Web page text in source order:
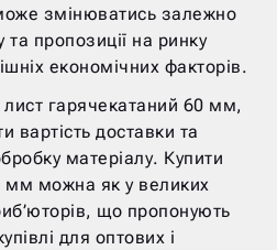
змінюватись залежно
та пропозиції на ринку
економічних факторів.
гарячекатаний 60 мм,
вартість доставки та
матеріалу. Купити
мм можна як у великих
що пропонують
для оптових і